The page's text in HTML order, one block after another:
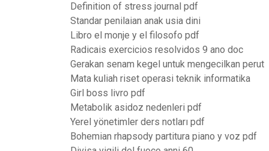
Definition of stress journal pdf
Standar penilaian anak usia dini
Libro el monje y el filosofo pdf
Radicais exercicios resolvidos 9 ano doc
Gerakan senam kegel untuk mengecilkan perut
Mata kuliah riset operasi teknik informatika
Girl boss livro pdf
Metabolik asidoz nedenleri pdf
Yerel yönetimler ders notları pdf
Bohemian rhapsody partitura piano y voz pdf